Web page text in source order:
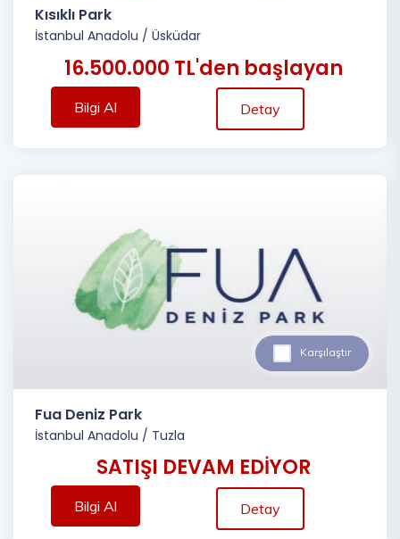
Kısıklı Park
İstanbul Anadolu / Üsküdar
16.500.000 TL'den başlayan
Bilgi Al Detay
Karşılaştır
Fua Deniz Park
İstanbul Anadolu / Tuzla
SATIŞI DEVAM EDİYOR
Bilgi Al Detay